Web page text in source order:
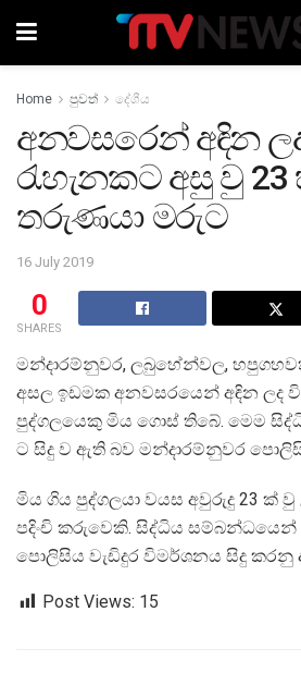
Home පුවත් දේශීය
අනවසරෙන් අඳින
රැහැනකට අසු වු 23
තරුණයා මරුට
16 July 2019
0
SHARES
මන්දාරම්නුවර, ලබුහේන්වල,
අසල ඉඩමක අනවසරයෙන් අඳින ලද
පුද්ගලයෙකු මිය ගොස් තිබේ. මෙම
ට සිදු ව ඇති බව මන්දාරම්නුවර
මිය ගිය පුද්ගලයා වයස අවුරුදු 23 ක් වු
පදිංචි කරුවෙකි. සිද්ධිය සම්බන්ධයෙන්
පොලිසිය වැඩිදුර විමර්ශනය සිදු කරනු
Post Views: 15